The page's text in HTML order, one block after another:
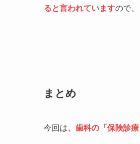
ると言われていますので
まとめ
今回は、歯科の「保険診